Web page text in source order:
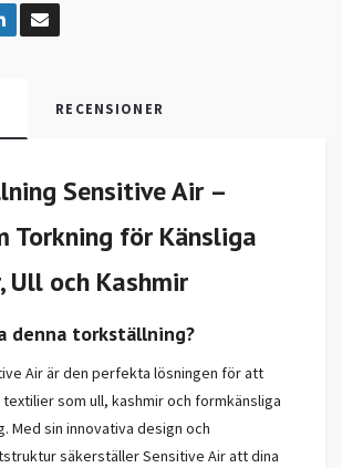
RECENSIONER
Sensitive Air –
Torkning för Känsliga
Ull och Kashmir
denna torkställning?
Air är den perfekta lösningen för att
som ull, kashmir och formkänsliga
Med sin innovativa design och
säkerställer Sensitive Air att dina